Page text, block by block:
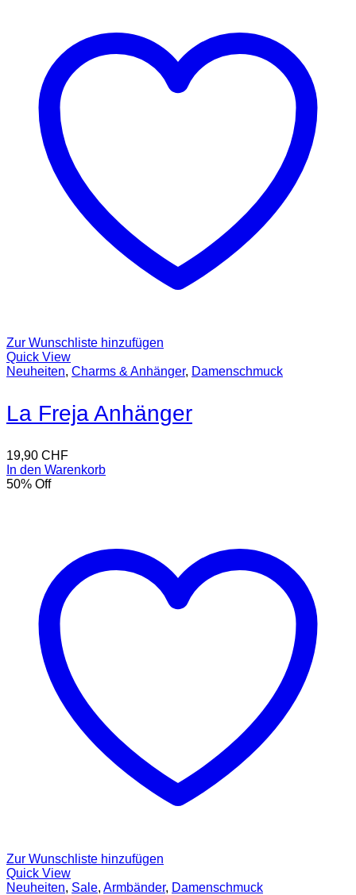
Zur Wunschliste hinzufügen
Quick View
Neuheiten, Charms & Anhänger, Damenschmuck
La Freja Anhänger
19,90 CHF
In den Warenkorb
50% Off
Zur Wunschliste hinzufügen
Quick View
Neuheiten, Sale, Armbänder, Damenschmuck